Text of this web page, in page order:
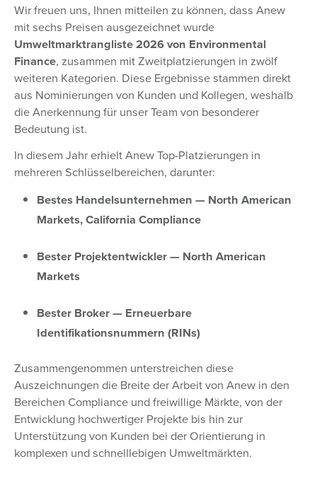
Wir freuen uns, Ihnen mitteilen zu können, dass Anew
mit sechs Preisen ausgezeichnet wurde
Umweltmarktrangliste 2026 von Environmental
Finance, zusammen mit Zweitplatzierungen in zwölf
weiteren Kategorien. Diese Ergebnisse stammen direkt
aus Nominierungen von Kunden und Kollegen, weshalb
die Anerkennung für unser Team von besonderer
Bedeutung ist.
In diesem Jahr erhielt Anew Top-Platzierungen in
mehreren Schlüsselbereichen, darunter:
Bestes Handelsunternehmen — North American
Markets, California Compliance
Bester Projektentwickler — North American
Markets
Bester Broker — Erneuerbare
Identifikationsnummern (RINs)
Zusammengenommen unterstreichen diese
Auszeichnungen die Breite der Arbeit von Anew in den
Bereichen Compliance und freiwillige Märkte, von der
Entwicklung hochwertiger Projekte bis hin zur
Unterstützung von Kunden bei der Orientierung in
komplexen und schnelllebigen Umweltmärkten.